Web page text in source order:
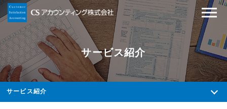
サービス紹介
サービス紹介